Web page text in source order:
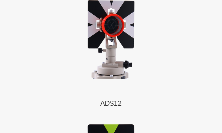
ADS12